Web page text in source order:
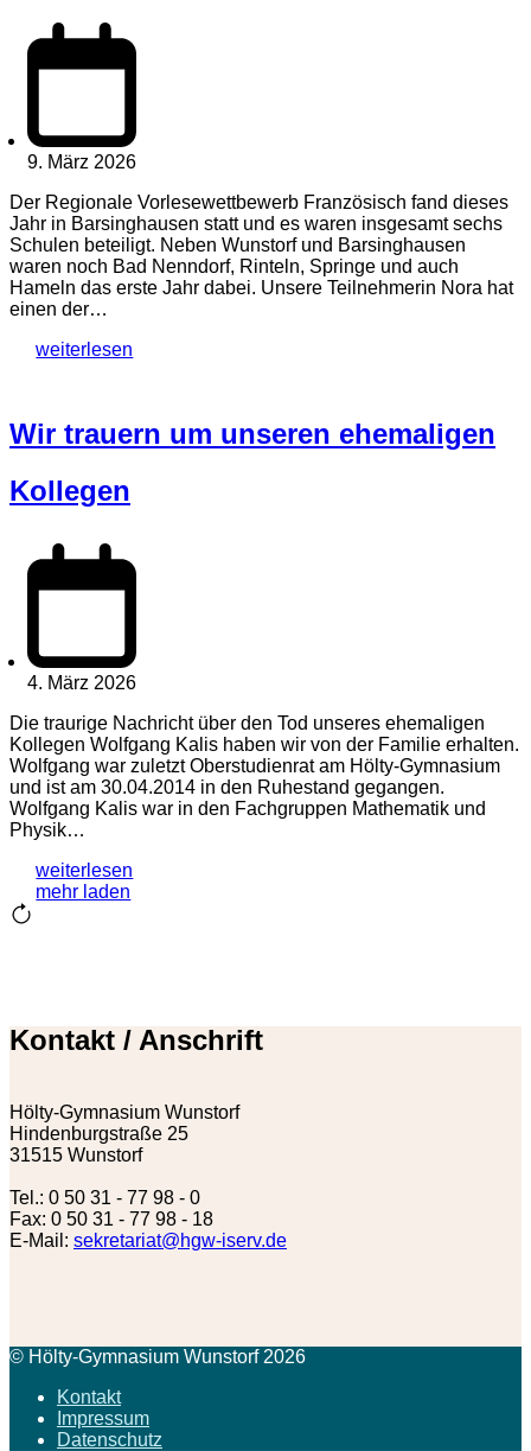
9. März 2026
Der Regionale Vorlesewettbewerb Französisch fand dieses
Jahr in Barsinghausen statt und es waren insgesamt sechs
Schulen beteiligt. Neben Wunstorf und Barsinghausen
waren noch Bad Nenndorf, Rinteln, Springe und auch
Hameln das erste Jahr dabei. Unsere Teilnehmerin Nora hat
einen der…
weiterlesen
Wir trauern um unseren ehemaligen
Kollegen
4. März 2026
Die traurige Nachricht über den Tod unseres ehemaligen
Kollegen Wolfgang Kalis haben wir von der Familie erhalten.
Wolfgang war zuletzt Oberstudienrat am Hölty-Gymnasium
und ist am 30.04.2014 in den Ruhestand gegangen.
Wolfgang Kalis war in den Fachgruppen Mathematik und
Physik…
weiterlesen
mehr laden
Kontakt / Anschrift
Hölty-Gymnasium Wunstorf
Hindenburgstraße 25
31515 Wunstorf
Tel.: 0 50 31 - 77 98 - 0
Fax: 0 50 31 - 77 98 - 18
E-Mail: sekretariat@hgw-iserv.de
© Hölty-Gymnasium Wunstorf 2026
Kontakt
Impressum
Datenschutz